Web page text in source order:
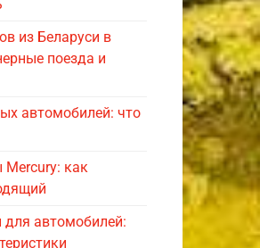
из Беларуси в
поезда и
автомобилей: что
Mercury: как
автомобилей: